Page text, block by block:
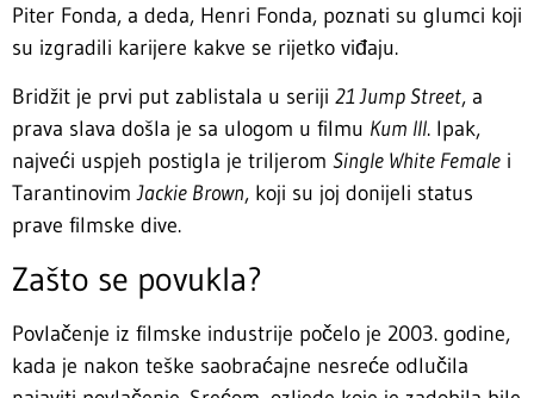
Piter Fonda, a deda, Henri Fonda, poznati su glumci koji
su izgradili karijere kakve se rijetko viđaju.
Bridžit je prvi put zablistala u seriji 21 Jump Street, a
prava slava došla je sa ulogom u filmu Kum III. Ipak,
najveći uspjeh postigla je triljerom Single White Female i
TarantinovimJackie Brown, koji su joj donijeli status
prave filmske dive.
Zašto se povukla?
Povlačenje iz filmske industrije počelo je 2003. godine,
kada je nakon teške saobraćajne nesreće odlučila